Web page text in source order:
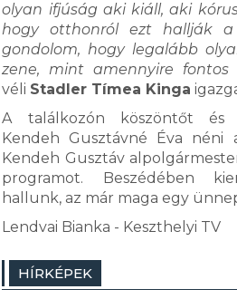
olyan ifjúság aki kiáll, aki
hogy otthonról ezt hallják
gondolom, hogy legalább
zene, mint amennyire
véli Stadler Tímea Kinga
A találkozón köszöntőt és
Kendeh Gusztávné Éva néni
Kendeh Gusztáv
programot. Beszédében
hallunk, az már maga egy
Lendvai Bianka - Keszthelyi TV
HÍRKÉPEK